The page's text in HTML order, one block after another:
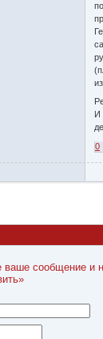
И
0
ваше сообщение и